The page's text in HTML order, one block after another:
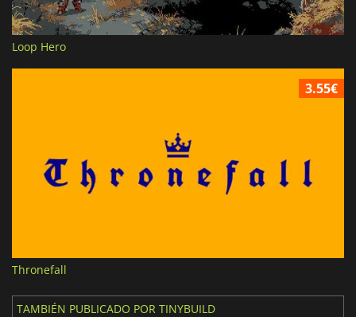
Loop Hero
3.55€
Thronefall
TAMBIÉN PUBLICADO POR TINYBUILD